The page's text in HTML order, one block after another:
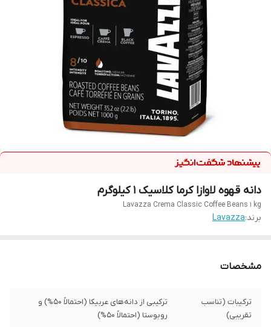
دانه قهوه لاوازا کرما کلاسیک 1 کیلوگرم
Lavazza Crema Classic Coffee Beans 1 kg
برند:Lavazza
مشخصات
ترکیبات (تناسب
تقریبی)
ترکیبی از دانه‌های عربیکا (احتمالاً 50%) و
روبوستا (احتمالاً 50%)